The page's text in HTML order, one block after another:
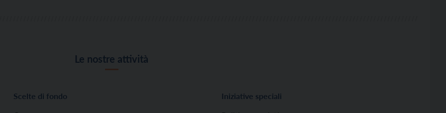
Le nostre attività
Scelte di fondo
Iniziative speciali